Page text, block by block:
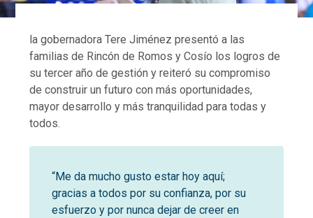
la gobernadora Tere Jiménez presentó a las
familias de Rincón de Romos y Cosío los logros de
su tercer año de gestión y reiteró su compromiso
de construir un futuro con más oportunidades,
mayor desarrollo y más tranquilidad para todas y
todos.
“Me da mucho gusto estar hoy aquí;
gracias a todos por su confianza, por su
esfuerzo y por nunca dejar de creer en